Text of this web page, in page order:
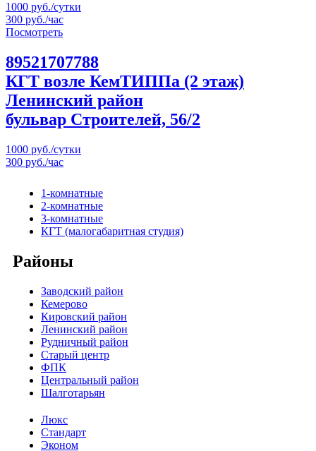
1000 руб./сутки
300 руб./час
Посмотреть
89521707788
КГТ возле КемТИППа (2 этаж)
Ленинский район
бульвар Строителей, 56/2
1000 руб./сутки
300 руб./час
1-комнатные
2-комнатные
3-комнатные
КГТ (малогабаритная студия)
Районы
Заводский район
Кемерово
Кировский район
Ленинский район
Рудничный район
Старый центр
ФПК
Центральный район
Шалготарьян
Люкс
Стандарт
Эконом